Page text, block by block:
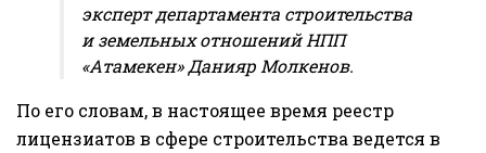
эксперт департамента строительства
и земельных отношений НПП
«Атамекен» Данияр Молкенов.
По его словам, в настоящее время реестр
лицензиатов в сфере строительства ведется в